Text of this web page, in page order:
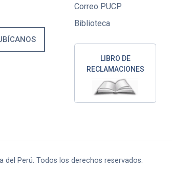
Correo PUCP
Biblioteca
LIBRO DE
RECLAMACIONES
Perú. Todos los derechos reservados.